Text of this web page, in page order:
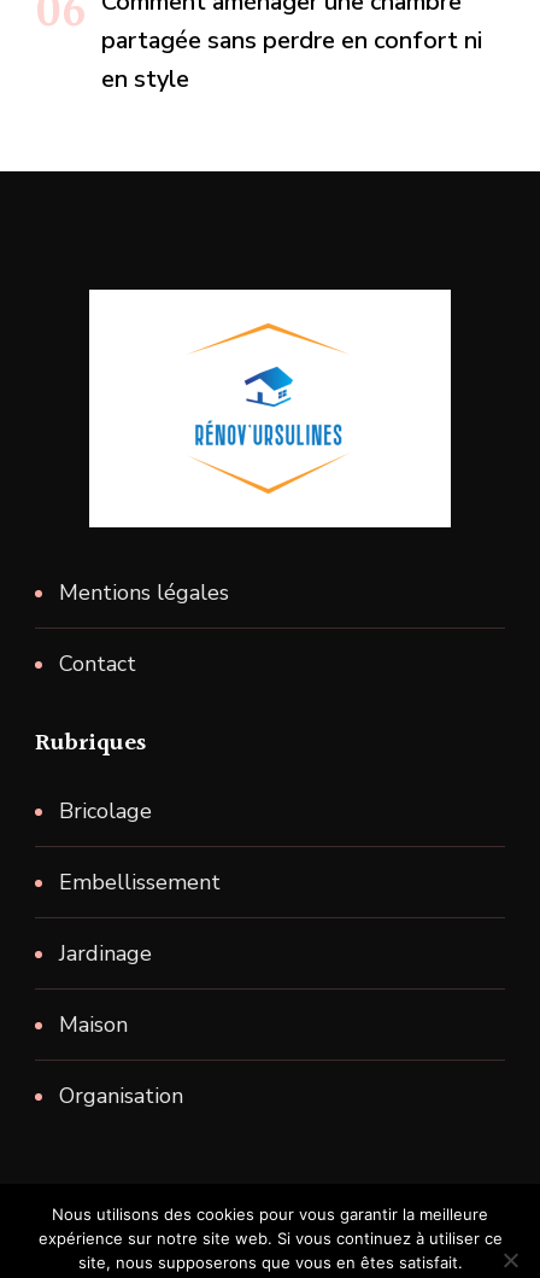
partagée sans perdre en confort ni
en style
Mentions légales
Contact
Rubriques
Bricolage
Embellissement
Jardinage
Maison
Organisation
Tous droits reservés.
Nous utilisons des cookies pour vous garantir la meilleure
expérience sur notre site web. Si vous continuez à utiliser ce
site, nous supposerons que vous en êtes satisfait.